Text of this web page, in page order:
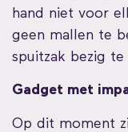
hand niet voor
geen mallen te
spuitzak bezig te
Gadget met
Op dit moment